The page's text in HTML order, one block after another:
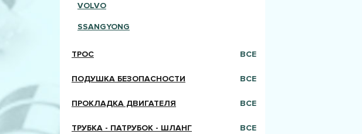
VOLVO
SSANGYONG
ВСЕ
ТРОС
ВСЕ
ПОДУШКА БЕЗОПАСНОСТИ
ВСЕ
ПРОКЛАДКА ДВИГАТЕЛЯ
ВСЕ
ТРУБКА - ПАТРУБОК - ШЛАНГ